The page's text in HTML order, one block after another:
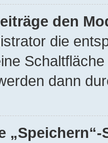
den
die
dann